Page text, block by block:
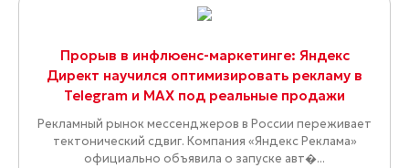
Прорыв в инфлюенс-маркетинге: Яндекс
Директ научился оптимизировать рекламу в
Telegram и MAX под реальные продажи
Рекламный рынок мессенджеров в России переживает
тектонический сдвиг. Компания «Яндекс Реклама»
официально объявила о запуске авт�...